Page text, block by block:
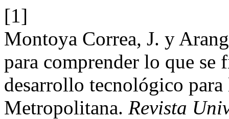
[1]
Montoya Corre​a​, J. y
para comprender lo que
desarrollo tecnológico
Metropolitana. Revista